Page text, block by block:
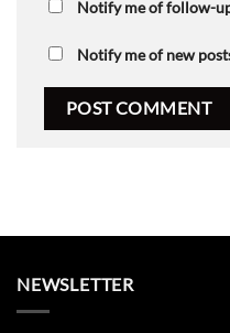
Notify me of follow-
Notify me of new
NEWSLETTER